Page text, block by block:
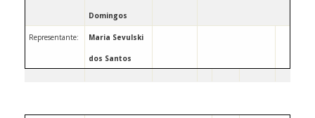
Domingos
Representante: Maria Sevulski
dos Santos